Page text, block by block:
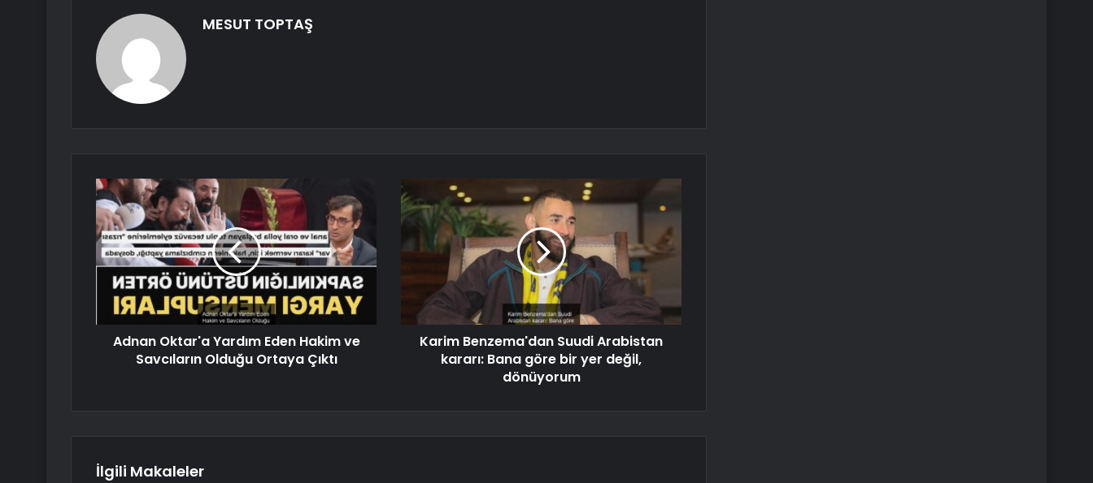
MESUT TOPTAŞ
Adnan Oktar'a Yardım Eden Hakim ve
Savcıların Olduğu Ortaya Çıktı
Karim Benzema'dan Suudi Arabistan
kararı: Bana göre bir yer değil,
dönüyorum
İlgili Makaleler